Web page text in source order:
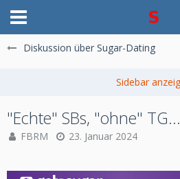
Diskussion über Sugar-Dating
"Echte" SBs, "ohne" TG...
FBRM 23. Januar 2024